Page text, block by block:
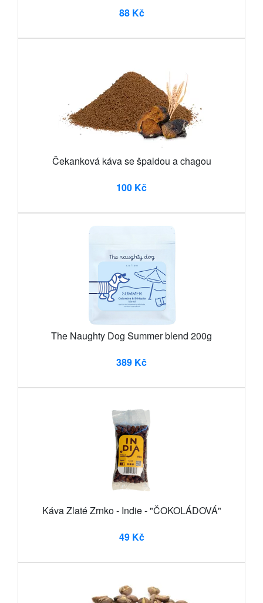
88 Kč
Čekanková káva se špaldou a chagou
100 Kč
The Naughty Dog Summer blend 200g
389 Kč
Káva Zlaté Zrnko - Indie - "ČOKOLÁDOVÁ"
49 Kč